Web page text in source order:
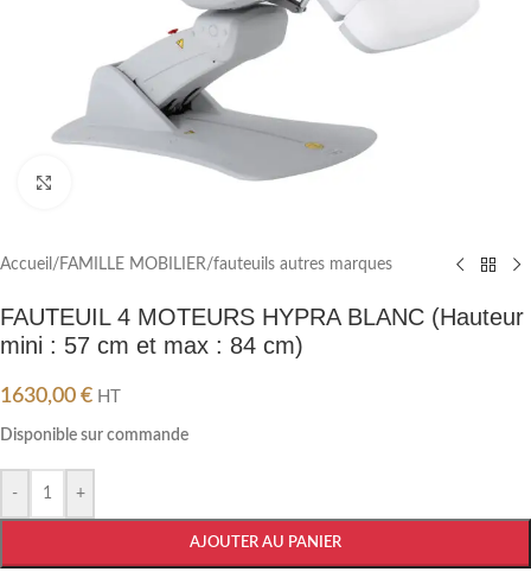
Accueil / FAMILLE MOBILIER/fauteuils autres marques
FAUTEUIL 4 MOTEURS HYPRA BLANC (Hauteur
mini : 57 cm et max : 84 cm)
1630,00 € HT
Disponible sur commande
- +
AJOUTER AU PANIER